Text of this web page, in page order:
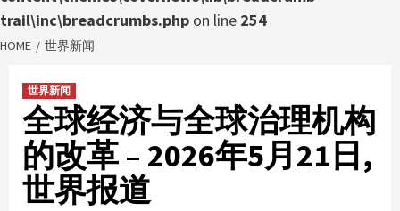
trail\inc\breadcrumbs.php on line 254
HOME 世界新闻
世界新闻
全球经济与全球治理机构
的改革 – 2026年5月21日,
世界报道